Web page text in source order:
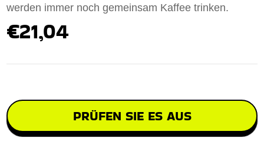
werden immer noch gemeinsam Kaffee trinken.
€21,04
PRÜFEN SIE ES AUS